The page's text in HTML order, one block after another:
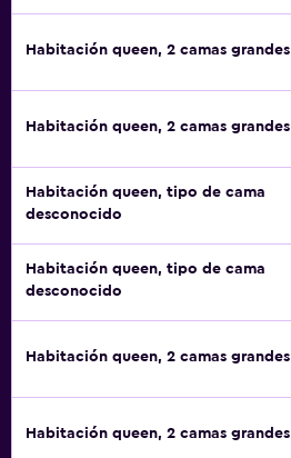
Habitación queen, 2 camas grandes
Habitación queen, 2 camas grandes
Habitación queen, tipo de cama
desconocido
Habitación queen, tipo de cama
desconocido
Habitación queen, 2 camas grandes
Habitación queen, 2 camas grandes